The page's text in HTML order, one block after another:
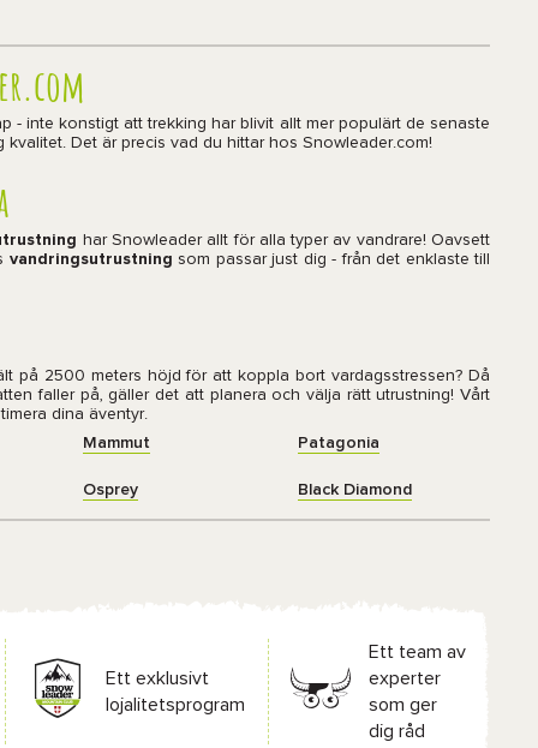
- inte konstigt att trekking har blivit allt mer populärt de senaste
Det är precis vad du hittar hos Snowleader.com!
har Snowleader allt för alla typer av vandrare! Oavsett
vandringsutrustning som passar just dig - från det enklaste till
på 2500 meters höjd för att koppla bort vardagsstressen? Då
faller på, gäller det att planera och välja rätt utrustning! Vårt
dina äventyr.
Mammut
Patagonia
Osprey Black Diamond
Ett exklusivt
lojalitetsprogram
Ett team av
experter
som ger
dig råd